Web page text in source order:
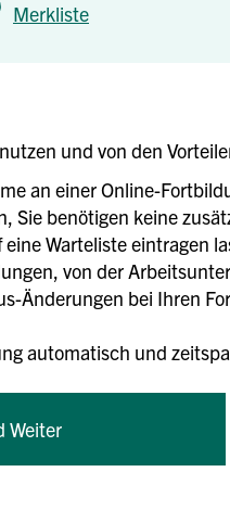
Merkliste
und von den
an einer Online-
Sie benötigen keine
Warteliste eintragen
von der
Änderungen bei Ihren
automatisch und
Weiter